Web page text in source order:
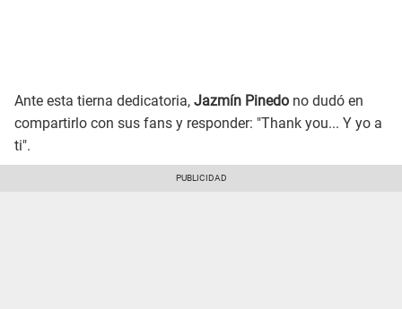
Ante esta tierna dedicatoria, Jazmín Pinedo no dudó en
compartirlo con sus fans y responder: "Thank you... Y yo a
ti".